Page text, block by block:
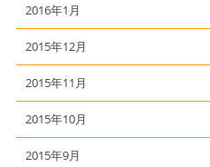
2016年1月
2015年12月
2015年11月
2015年10月
2015年9月